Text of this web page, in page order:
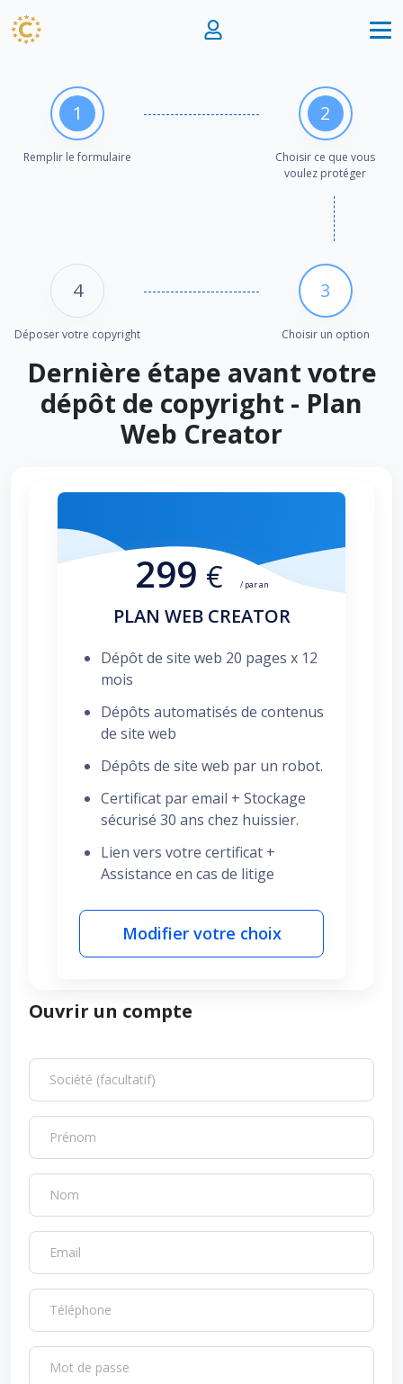
1
Remplir le formulaire
2
Choisir ce que vous
voulez protéger
3
Choisir un option
4
Déposer votre copyright
Dernière étape avant votre
dépôt de copyright - Plan
Web Creator
299 € / par an
PLAN WEB CREATOR
Dépôt de site web 20 pages x 12
mois
Dépôts automatisés de contenus
de site web
Dépôts de site web par un robot.
Certificat par email + Stockage
sécurisé 30 ans chez huissier.
Lien vers votre certificat +
Assistance en cas de litige
Modifier votre choix
Ouvrir un compte
Société (facultatif)
Prénom
Nom
Email
Téléphone
Mot de passe